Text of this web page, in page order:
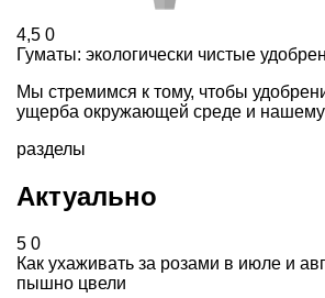
4,5 0
Гуматы: экологически чистые
Мы стремимся к тому, чтобы
ущерба окружающей среде и
разделы
Актуально
5 0
Как ухаживать за розами в июле и
пышно цвели